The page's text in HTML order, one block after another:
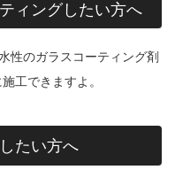
ィングしたい方へ
性のガラスコーティング剤
工できますよ。
たい方へ